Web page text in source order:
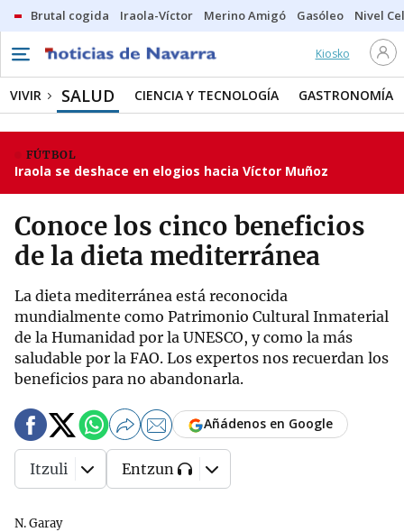
Brutal cogida Iraola-Víctor Merino Amigó Gasóleo Nivel
Kiosko
VIVIR SALUD CIENCIA Y TECNOLOGÍA GASTRONOMÍA
FÚTBOL
Iraola se deshace en elogios hacia Víctor Muñoz
Conoce los cinco beneficios
de la dieta mediterránea
La dieta mediterránea está reconocida
mundialmente como Patrimonio Cultural Inmaterial
de la Humanidad por la UNESCO, y como la más
saludable por la FAO. Los expertos nos recuerdan los
beneficios para no abandonarla.
N. Garay
Añádenos en Google
Itzuli Entzun